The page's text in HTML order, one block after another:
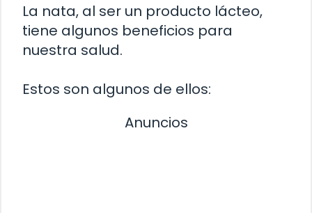
La nata, al ser un producto lácteo,
tiene algunos beneficios para
nuestra salud.
Estos son algunos de ellos:
Anuncios